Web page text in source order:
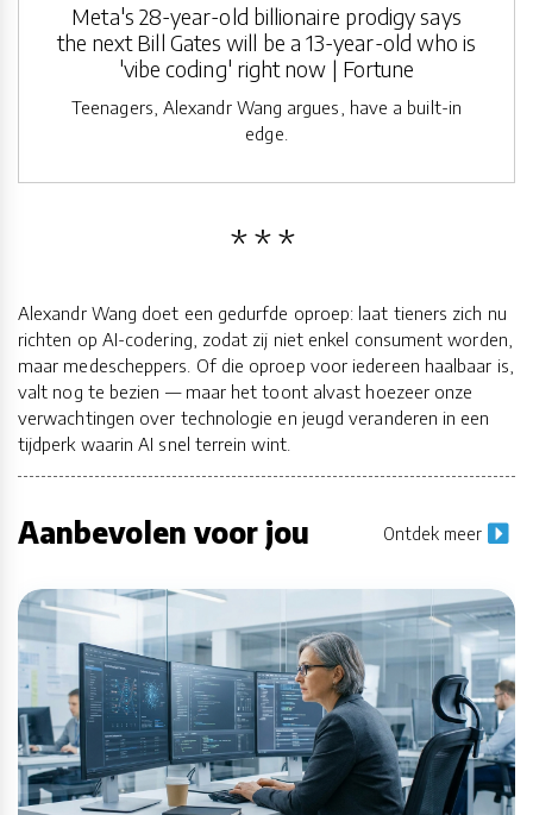
Meta's 28-year-old billionaire prodigy says
the next Bill Gates will be a 13-year-old who is
'vibe coding' right now | Fortune
Teenagers, Alexandr Wang argues, have a built-in
edge.
Alexandr Wang doet een gedurfde oproep: laat tieners zich nu
richten op AI-codering, zodat zij niet enkel consument worden,
maar medescheppers. Of die oproep voor iedereen haalbaar is,
valt nog te bezien — maar het toont alvast hoezeer onze
verwachtingen over technologie en jeugd veranderen in een
tijdperk waarin AI snel terrein wint.
Aanbevolen voor jou Ontdek meer